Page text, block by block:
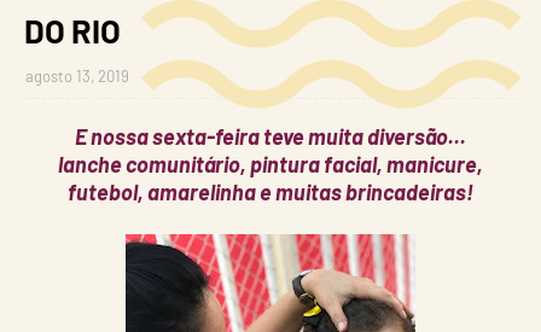
DO RIO
agosto 13, 2019
E nossa sexta-feira teve muita diversão...
lanche comunitário, pintura facial, manicure,
futebol, amarelinha e muitas brincadeiras!